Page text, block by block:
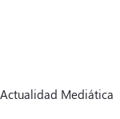
Actualidad Mediática